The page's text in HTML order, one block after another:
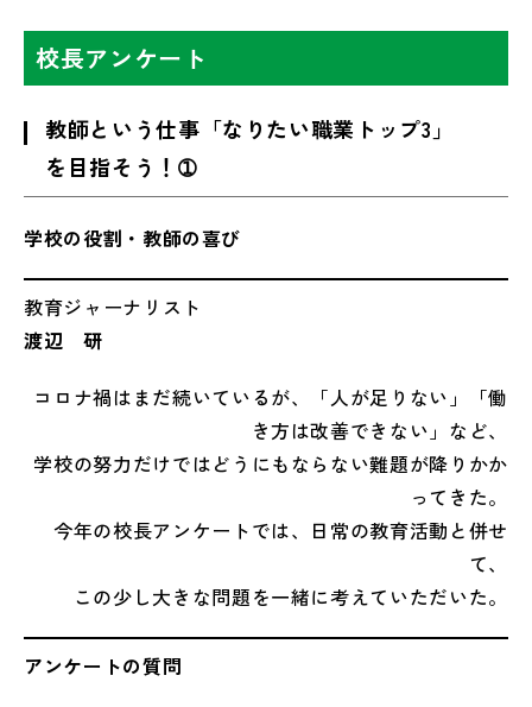
校長アンケート
教師という仕事「なりたい職業トップ3」
を目指そう！➀
学校の役割・教師の喜び
教育ジャーナリスト
渡辺 研
コロナ禍はまだ続いているが、「人が足りない」「働
き方は改善できない」など、
学校の努力だけではどうにもならない難題が降りかか
ってきた。
今年の校長アンケートでは、日常の教育活動と併せ
て、
この少し大きな問題を一緒に考えていただいた。
アンケートの質問